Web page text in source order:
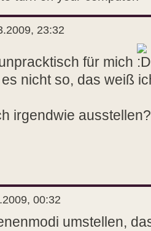
23:32
für mich
nicht so, das weiß
irgendwie ausstellen?
00:32
umstellen,